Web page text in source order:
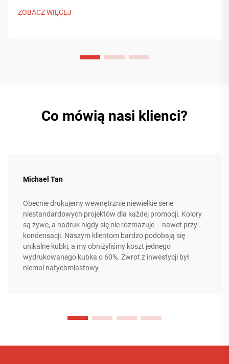
na globalne trendy w przemyśle opakowań. Dowiedz się
ZOBACZ WIĘCEJ
Co mówią nasi klienci?
Michael Tan
Obecnie drukujemy wewnętrznie niewielkie serie
niestandardowych projektów dla każdej promocji. Kolory
są żywe, a nadruk nigdy się nie rozmazuje – nawet przy
kondensacji. Naszym klientom bardzo podobają się
unikalne kubki, a my obniżyliśmy koszt jednego
wydrukowanego kubka o 60%. Zwrot z inwestycji był
niemal natychmiastowy.